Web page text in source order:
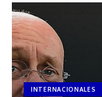
INTERNACIONALES